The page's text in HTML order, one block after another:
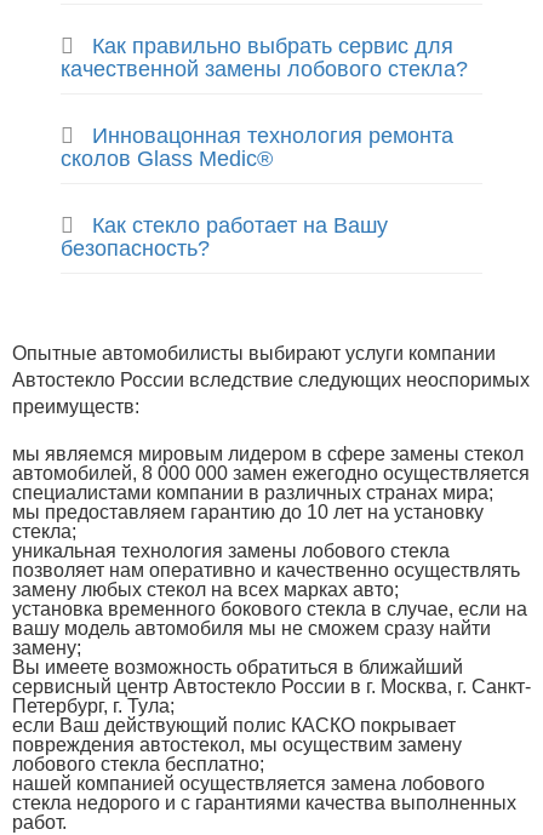
Как правильно выбрать сервис для
качественной замены лобового стекла?
Инновацонная технология ремонта
сколов Glass Medic®
Как стекло работает на Вашу
безопасность?
Опытные автомобилисты выбирают услуги компании
Автостекло России вследствие следующих неоспоримых
преимуществ:
мы являемся мировым лидером в сфере замены стекол
автомобилей, 8 000 000 замен ежегодно осуществляется
специалистами компании в различных странах мира;
мы предоставляем гарантию до 10 лет на установку
стекла;
уникальная технология замены лобового стекла
позволяет нам оперативно и качественно осуществлять
замену любых стекол на всех марках авто;
установка временного бокового стекла в случае, если на
вашу модель автомобиля мы не сможем сразу найти
замену;
Вы имеете возможность обратиться в ближайший
сервисный центр Автостекло России в г. Москва, г. Санкт-
Петербург, г. Тула;
если Ваш действующий полис КАСКО покрывает
повреждения автостекол, мы осуществим замену
лобового стекла бесплатно;
нашей компанией осуществляется замена лобового
стекла недорого и с гарантиями качества выполненных
работ.